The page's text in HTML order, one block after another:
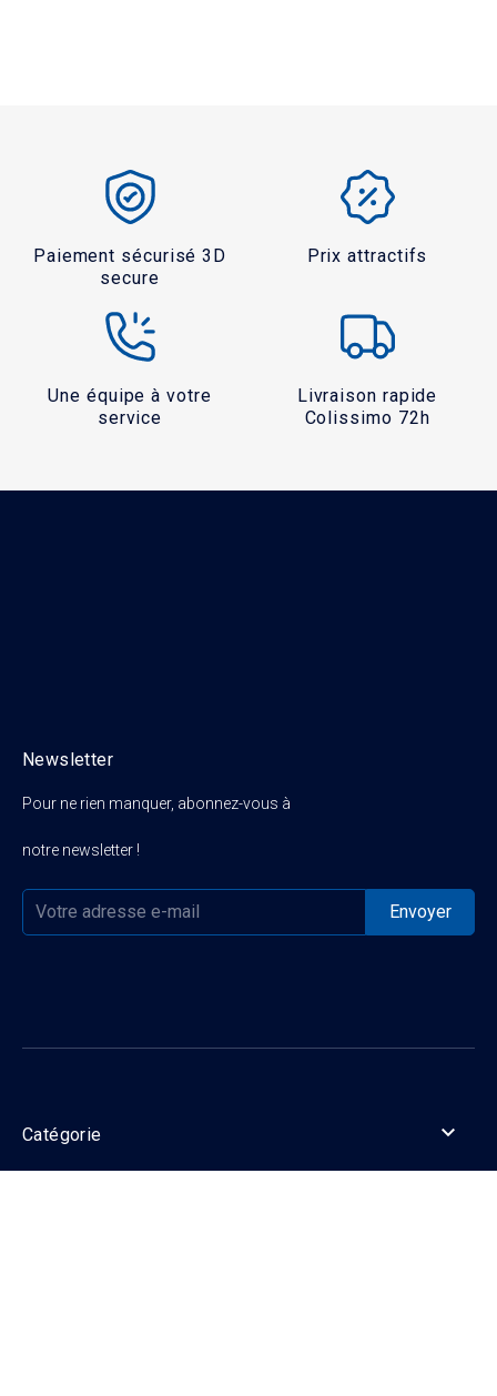
Paiement sécurisé 3D
secure
Prix attractifs
Une équipe à votre
service
Livraison rapide
Colissimo 72h
Pour ne rien manquer, abonnez-vous à
notre newsletter !
Newsletter
Catégorie 